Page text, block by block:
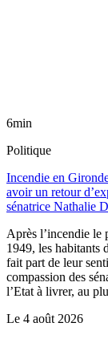
6min
Politique
Incendie en
avoir un retour
sénatrice Nathalie
Après l’incendie le
1949, les habitants
fait part de leur
compassion des
l’Etat à livrer, au
Le 4 août 2026